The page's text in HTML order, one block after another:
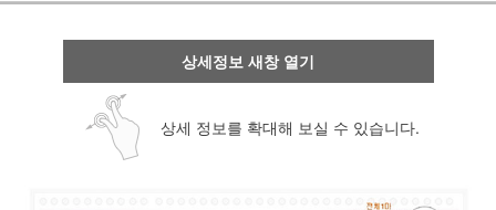
상세정보 새창 열기
상세 정보를 확대해 보실 수 있습니다.